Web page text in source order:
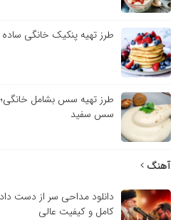
طرز تهیه پنکیک خانگی ساده و
طرز تهیه سس بشامل
سس سفید
آهنگ
دانلود مداحی سر از دست
کامل و کیفیت عالی